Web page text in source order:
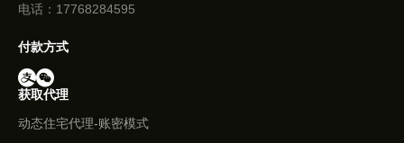
电话：17768284595
付款方式
获取代理
动态住宅代理-账密模式